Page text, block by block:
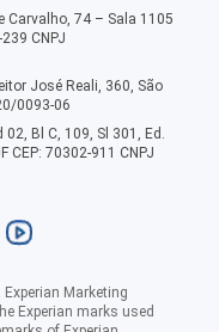
Carvalho, 74 – Sala 1105
CNPJ
José Reali, 360, São
0093-06
Bl C, 109, Sl 301, Ed.
CEP: 70302-911 CNPJ
Marketing
Experian marks used